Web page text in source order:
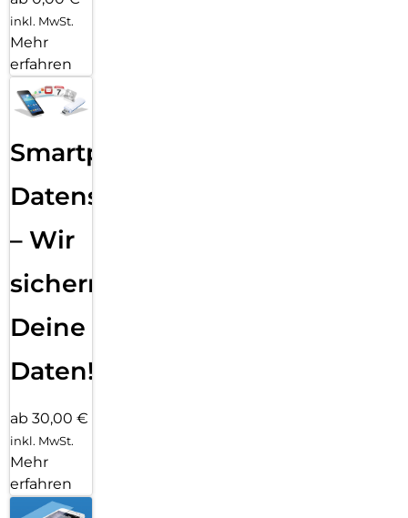
inkl. MwSt.
Mehr
erfahren
Smartphone
Datensicherung
– Wir
sichern
Deine
Daten!
ab 30,00 €
inkl. MwSt.
Mehr
erfahren